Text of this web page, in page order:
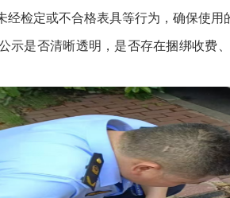
检定或不合格表具等行为，确保使
示是否清晰透明，是否存在捆绑收